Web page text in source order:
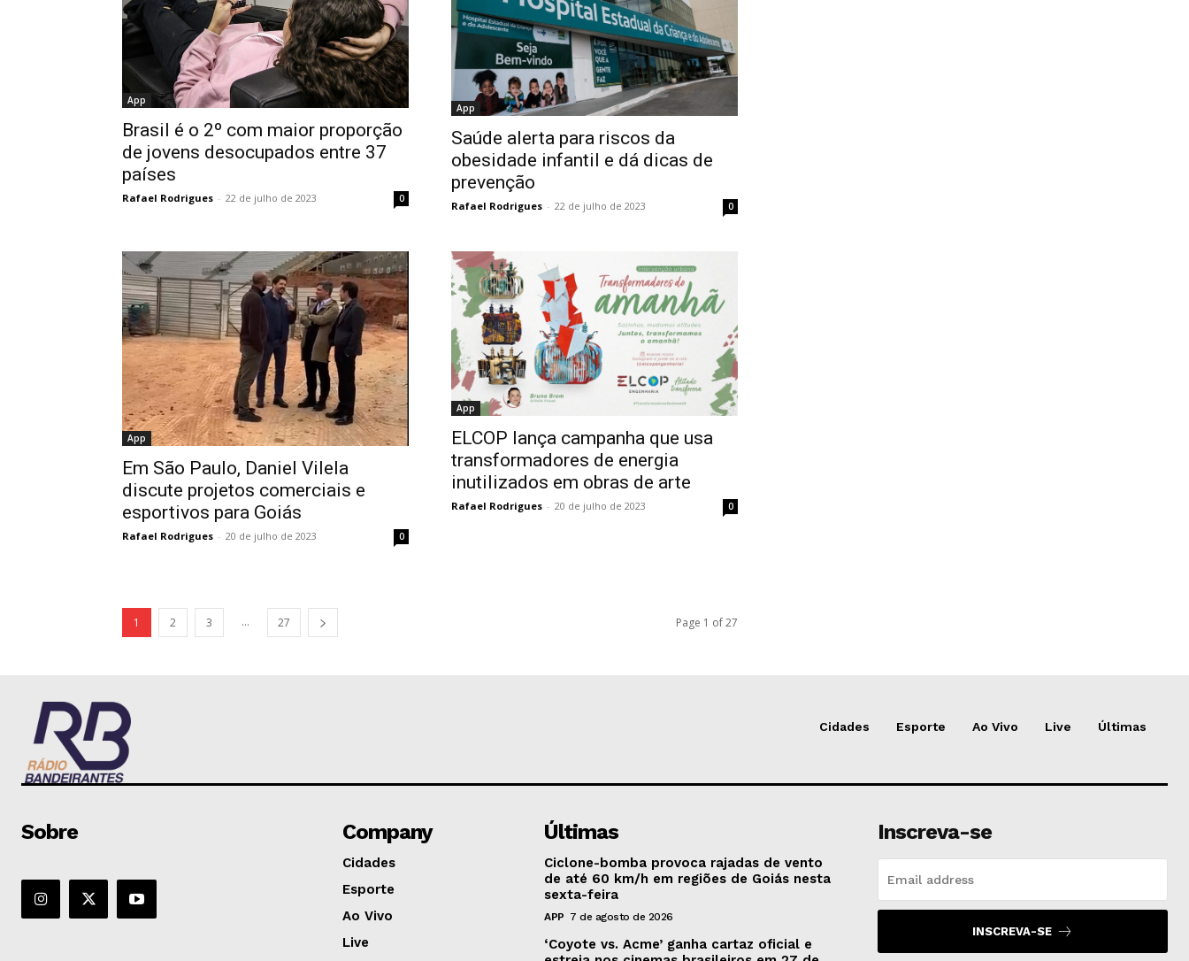
App
Brasil é o 2º com maior proporção
de jovens desocupados entre 37
países
Rafael Rodrigues - 22 de julho de 2023 0
App
Saúde alerta para riscos da
obesidade infantil e dá dicas de
prevenção
Rafael Rodrigues - 22 de julho de 2023 0
App
Em São Paulo, Daniel Vilela
discute projetos comerciais e
esportivos para Goiás
Rafael Rodrigues - 20 de julho de 2023 0
App
ELCOP lança campanha que usa
transformadores de energia
inutilizados em obras de arte
Rafael Rodrigues - 20 de julho de 2023 0
1 2 3 ... 27 Page 1 of 27
Cidades Esporte Ao Vivo Live Últimas
Sobre Company
Cidades
Esporte
Ao Vivo
Live
Últimas
Ciclone-bomba provoca rajadas de vento
de até 60 km/h em regiões de Goiás nesta
sexta-feira
APP 7 de agosto de 2026
‘Coyote vs. Acme’ ganha cartaz oficial e
Inscreva-se
INSCREVA-SE